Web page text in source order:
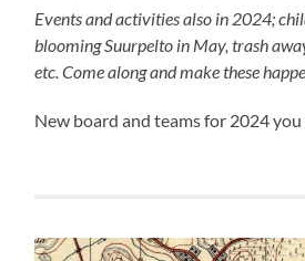
Events and activities also in 2024;
blooming Suurpelto in May, trash
etc. Come along and make these
New board and teams for 2024 you